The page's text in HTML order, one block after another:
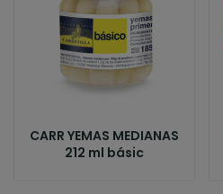
CARR YEMAS MEDIANAS
212 ml básic